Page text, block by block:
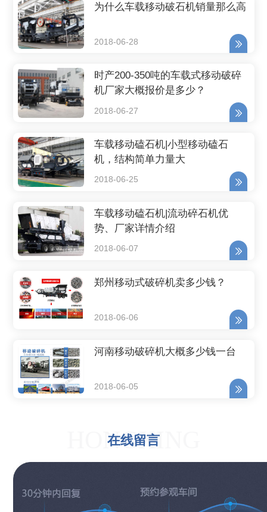
为什么车载移动破石机销量那么高
2018-06-28
时产200-350吨的车载式移动破碎
机厂家大概报价是多少？
2018-06-27
车载移动磕石机|小型移动磕石
机，结构简单力量大
2018-06-25
车载移动磕石机|流动碎石机优
势、厂家详情介绍
2018-06-07
郑州移动式破碎机卖多少钱？
2018-06-06
河南移动破碎机大概多少钱一台
2018-06-05
在线留言
HONGXING